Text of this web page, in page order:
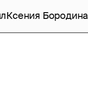
Ксения Бородина